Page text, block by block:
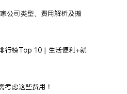
公司类型、费用解析及搬
行榜Top 10｜生活便利+就
考虑这些费用！